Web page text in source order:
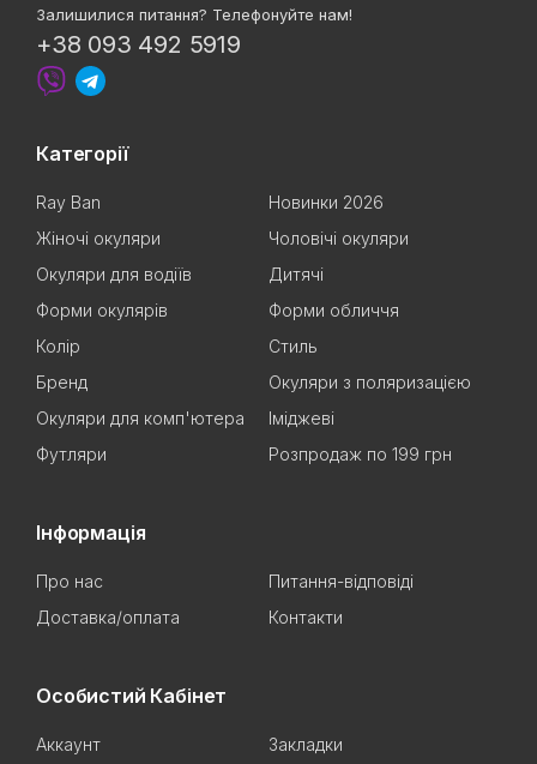
Залишилися питання? Телефонуйте нам!
+38 093 492 5919
Категорії
Ray Ban
Новинки 2026
Жіночі окуляри
Чоловічі окуляри
Окуляри для водіїв
Дитячі
Форми окулярів
Форми обличчя
Колір
Стиль
Бренд
Окуляри з поляризацією
Окуляри для комп'ютера
Іміджеві
Футляри
Розпродаж по 199 грн
Інформація
Про нас
Питання-відповіді
Доставка/оплата
Контакти
Особистий Кабінет
Аккаунт Закладки